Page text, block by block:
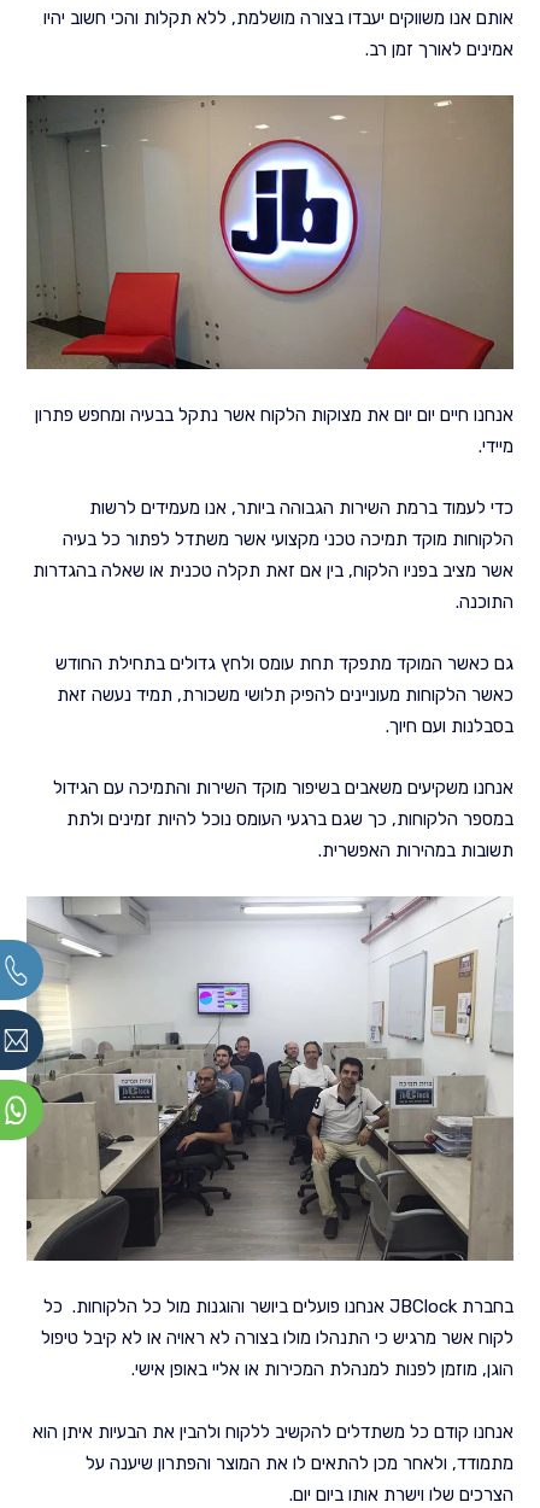
אותם אנו משווקים יעבדו בצורה מושלמת, ללא תקלות והכי חשוב יהיו
אמינים לאורך זמן רב.
אנחנו חיים יום יום את מצוקות הלקוח אשר נתקל בבעיה ומחפש פתרון
מיידי.
כדי לעמוד ברמת השירות הגבוהה ביותר, אנו מעמידים לרשות
הלקוחות מוקד תמיכה טכני מקצועי אשר משתדל לפתור כל בעיה
אשר מציב בפניו הלקוח, בין אם זאת תקלה טכנית או שאלה בהגדרות
התוכנה.
גם כאשר המוקד מתפקד תחת עומס ולחץ גדולים בתחילת החודש
כאשר הלקוחות מעוניינים להפיק תלושי משכורת, תמיד נעשה זאת
בסבלנות ועם חיוך.
אנחנו משקיעים משאבים בשיפור מוקד השירות והתמיכה עם הגידול
במספר הלקוחות, כך שגם ברגעי העומס נוכל להיות זמינים ולתת
תשובות במהירות האפשרית.
בחברת JBClock אנחנו פועלים ביושר והוגנות מול כל הלקוחות. כל
לקוח אשר מרגיש כי התנהלו מולו בצורה לא ראויה או לא קיבל טיפול
הוגן, מוזמן לפנות למנהלת המכירות או אליי באופן אישי.
אנחנו קודם כל משתדלים להקשיב ללקוח ולהבין את הבעיות איתן הוא
מתמודד, ולאחר מכן להתאים לו את המוצר והפתרון שיענה על
הצרכים שלו וישרת אותו ביום יום.